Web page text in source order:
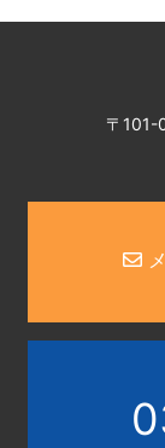
〒101-